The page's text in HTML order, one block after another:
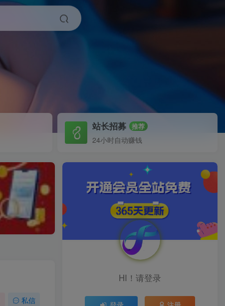
站长招募 推荐
24小时自动赚钱
私信
HI！请登录